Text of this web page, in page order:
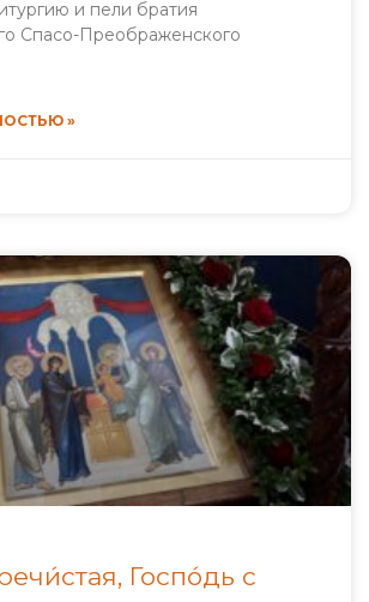
и пели братия
Спасо-Преображенского
»
Госпо́дь с